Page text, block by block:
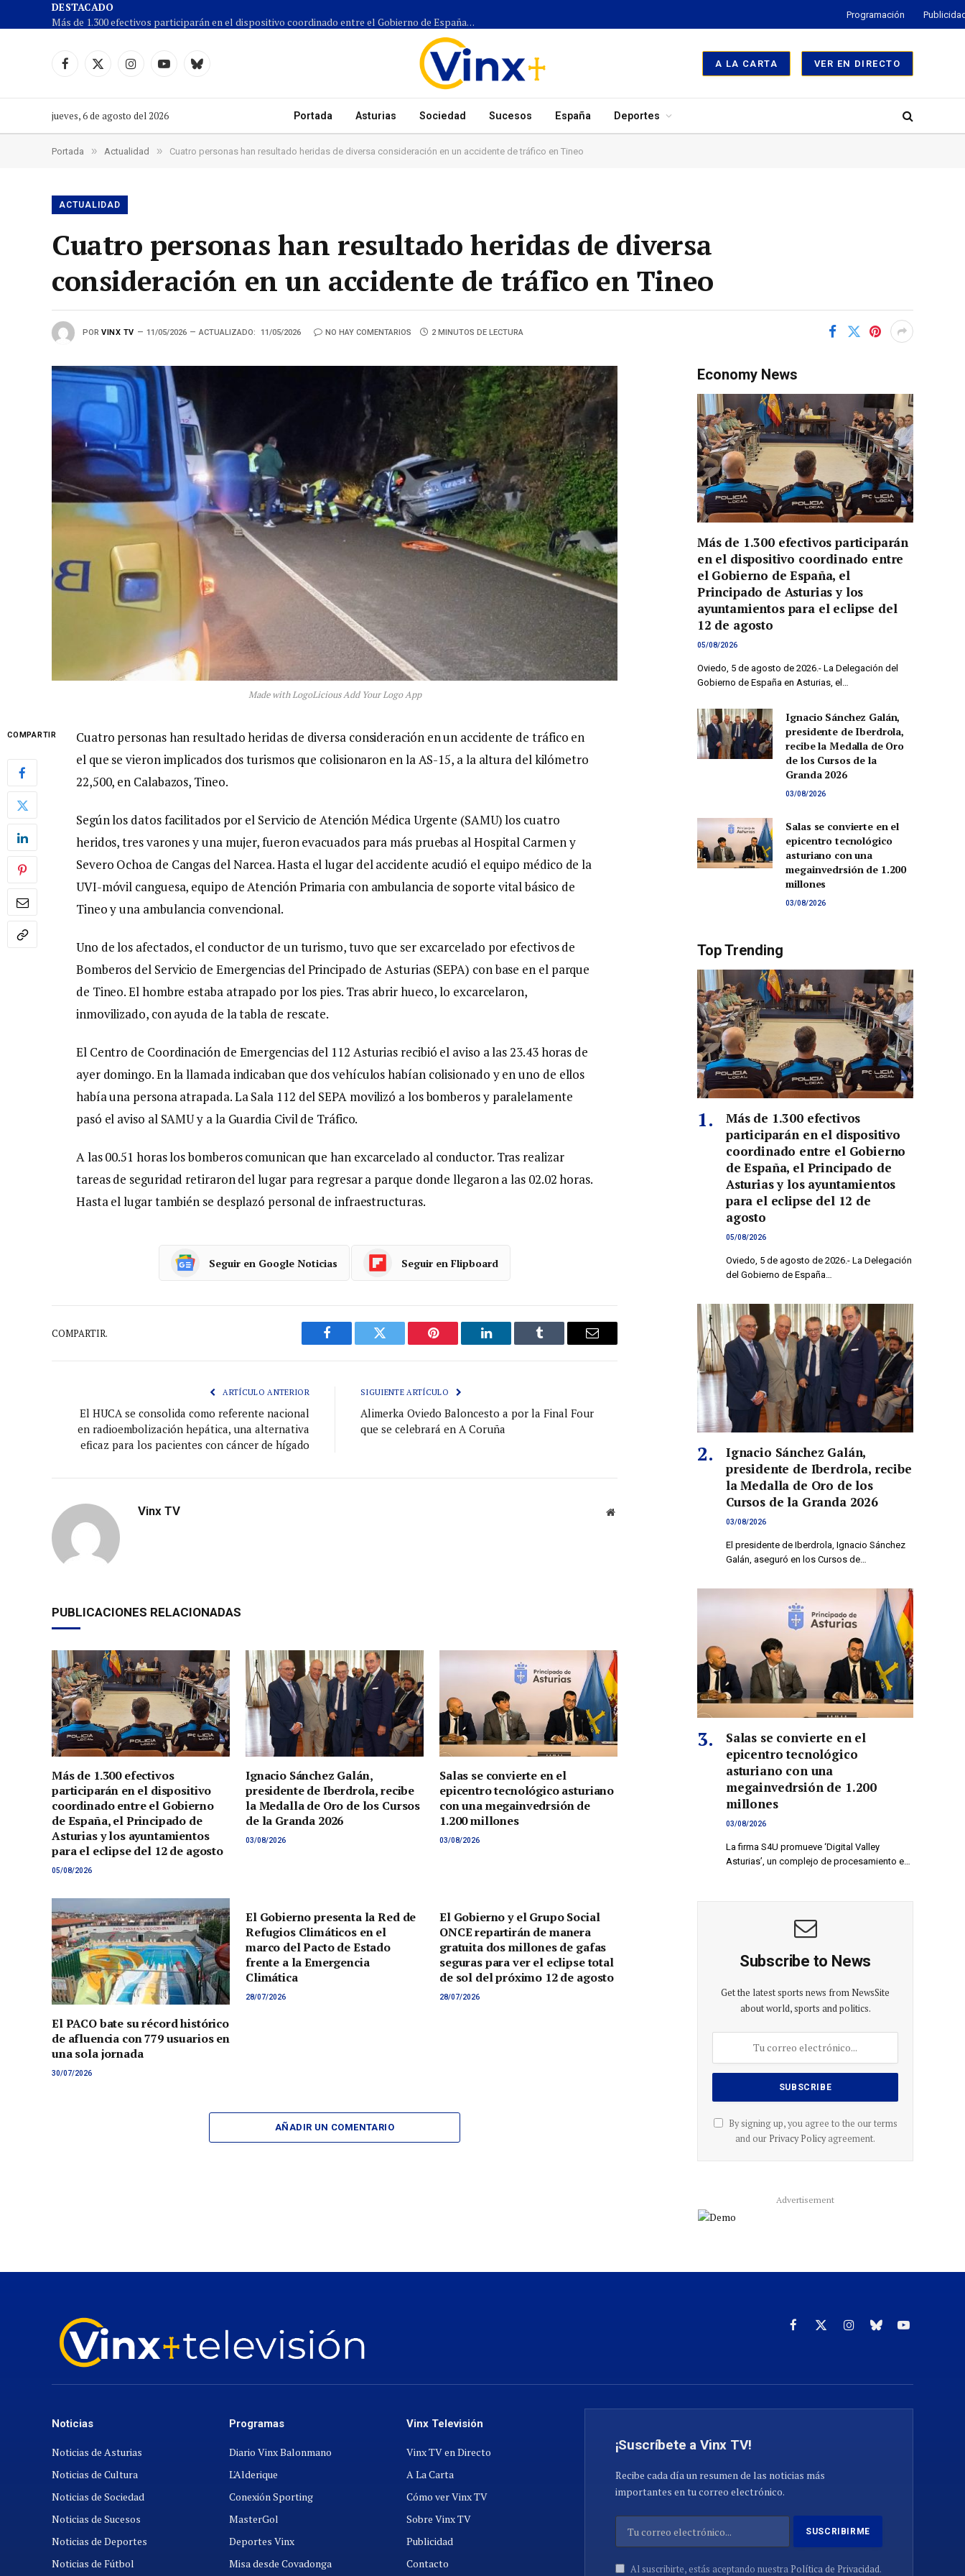
DESTACADO
Más de 1.300 efectivos participarán en el dispositivo coordinado entre el Gobierno de España, el Principado de Asturias y los ayuntamientos para el eclipse del 12 de agosto
Programación
Facebook
X
InstagramYouTubeCielo
A LA CARTA VER EN DIRECTO
jueves, 6 de agosto del 2026 Portada Asturias Sociedad Sucesos España Deportes
Portada » Actualidad » Cuatro personas han resultado heridas de diversa consideración en un accidente de tráfico en Tineo
ACTUALIDAD
Cuatro personas han resultado heridas de diversa
consideración en un accidente de tráfico en Tineo
POR VINX TV 11/05/2026 ACTUALIZADO: 11/05/2026 NO HAY COMENTARIOS 2 MINUTOS DE LECTURA
Made with LogoLicious Add Your Logo App
COMPARTIR
Cuatro personas han resultado heridas de diversa consideración en un accidente de tráfico en
el que se vieron implicados dos turismos que colisionaron en la AS-15, a la altura del kilómetro
22,500, en Calabazos, Tineo.
Según los datos facilitados por el Servicio de Atención Médica Urgente (SAMU) los cuatro
heridos, tres varones y una mujer, fueron evacuados para más pruebas al Hospital Carmen y
Severo Ochoa de Cangas del Narcea. Hasta el lugar del accidente acudió el equipo médico de la
UVI-móvil canguesa, equipo de Atención Primaria con ambulancia de soporte vital básico de
Tineo y una ambulancia convencional.
Uno de los afectados, el conductor de un turismo, tuvo que ser excarcelado por efectivos de
Bomberos del Servicio de Emergencias del Principado de Asturias (SEPA) con base en el parque
de Tineo. El hombre estaba atrapado por los pies. Tras abrir hueco, lo excarcelaron,
inmovilizado, con ayuda de la tabla de rescate.
El Centro de Coordinación de Emergencias del 112 Asturias recibió el aviso a las 23.43 horas de
ayer domingo. En la llamada indicaban que dos vehículos habían colisionado y en uno de ellos
había una persona atrapada. La Sala 112 del SEPA movilizó a los bomberos y paralelamente
pasó el aviso al SAMU y a la Guardia Civil de Tráfico.
A las 00.51 horas los bomberos comunican que han excarcelado al conductor. Tras realizar
tareas de seguridad retiraron del lugar para regresar a parque donde llegaron a las 02.02 horas.
Hasta el lugar también se desplazó personal de infraestructuras.
Seguir en Google Noticias Seguir en Flipboard
COMPARTIR.
Facebook Gorjeo Pinterest LinkedIn Tumblr
Correo
ARTÍCULO ANTERIOR
El HUCA se consolida como referente nacional
en radioembolización hepática, una alternativa
eficaz para los pacientes con cáncer de hígado
SIGUIENTE ARTÍCULO
Alimerka Oviedo Baloncesto a por la Final Four
que se celebrará en A Coruña
Vinx TV
Sitio
PUBLICACIONES RELACIONADAS
Más de 1.300 efectivos
participarán en el dispositivo
coordinado entre el Gobierno
de España, el Principado de
Asturias y los ayuntamientos
para el eclipse del 12 de agosto
05/08/2026
Ignacio Sánchez Galán,
presidente de Iberdrola, recibe
la Medalla de Oro de los Cursos
de la Granda 2026
03/08/2026
Salas se convierte en el
epicentro tecnológico asturiano
con una megainvedrsión de
1.200 millones
03/08/2026
El PACO bate su récord histórico
de afluencia con 779 usuarios en
una sola jornada
30/07/2026
El Gobierno presenta la Red de
Refugios Climáticos en el
marco del Pacto de Estado
frente a la Emergencia
Climática
28/07/2026
El Gobierno y el Grupo Social
ONCE repartirán de manera
gratuita dos millones de gafas
seguras para ver el eclipse total
de sol del próximo 12 de agosto
28/07/2026
AÑADIR UN COMENTARIO
Economy News
Más de 1.300 efectivos participarán
en el dispositivo coordinado entre
el Gobierno de España, el
Principado de Asturias y los
ayuntamientos para el eclipse del
12 de agosto
05/08/2026
Oviedo, 5 de agosto de 2026.- La Delegación del
Gobierno de España en Asturias, el…
Ignacio Sánchez Galán,
presidente de Iberdrola,
recibe la Medalla de Oro
de los Cursos de la
Granda 2026
03/08/2026
Salas se convierte en el
epicentro tecnológico
asturiano con una
megainvedrsión de 1.200
millones
03/08/2026
Top Trending
Más de 1.300 efectivos
participarán en el dispositivo
coordinado entre el Gobierno
de España, el Principado de
Asturias y los ayuntamientos
para el eclipse del 12 de
agosto
05/08/2026
Oviedo, 5 de agosto de 2026.- La Delegación
del Gobierno de España…
Ignacio Sánchez Galán,
presidente de Iberdrola, recibe
la Medalla de Oro de los
Cursos de la Granda 2026
03/08/2026
El presidente de Iberdrola, Ignacio Sánchez
Galán, aseguró en los Cursos de…
Salas se convierte en el
epicentro tecnológico
asturiano con una
megainvedrsión de 1.200
millones
03/08/2026
La firma S4U promueve ‘Digital Valley
Asturias’, un complejo de procesamiento e…
Subscribe to News
Get the latest sports news from NewsSite
about world, sports and politics.
By signing up, you agree to the our terms
and our Privacy Policyagreement.
Advertisement
Facebook
X
Instagram
Cielo YouTube
Noticias
Noticias de Asturias
Noticias de Cultura
Noticias de Sociedad
Noticias de Sucesos
Noticias de Deportes
Noticias de Fútbol
Programas
Diario Vinx Balonmano
L'Alderique
Conexión Sporting
MasterGol
Deportes Vinx
Misa desde Covadonga
Vinx Televisión
Vinx TV en Directo
A La Carta
Cómo ver Vinx TV
Sobre Vinx TV
Publicidad
Contacto
¡Suscríbete a Vinx TV!
Recibe cada día un resumen de las noticias más
importantes en tu correo electrónico.
Al suscribirte, estás aceptando nuestra Política de Privacidad.